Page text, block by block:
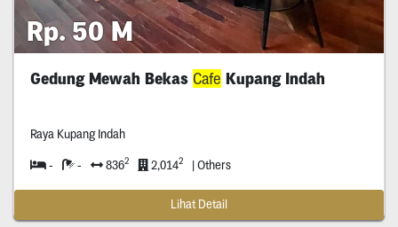
Rp. 50 M
Gedung Mewah Bekas Cafe Kupang Indah
Raya Kupang Indah
- - 8362 2,0142 | Others
Lihat Detail